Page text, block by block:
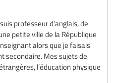
professeur d’anglais, de
petite ville de la République
alors que je faisais
secondaire. Mes sujets de
l’éducation physique